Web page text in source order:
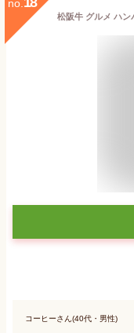
no.
コーヒーさん(40代・男性)